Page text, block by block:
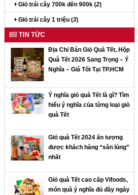
Giỏ trái cây 700k đến 900k (2)
Giỏ trái cây 1 triệu (3)
TIN TỨC
Địa Chỉ Bán Giỏ Quà Tết, Hộp
Quà Tết 2026 Sang Trọng – Ý
Nghĩa – Giá Tốt Tại TP.HCM
Ý nghĩa giỏ quà Tết là gì? Tìm
hiểu ý nghĩa của từng loại giỏ
quà Tết
Giỏ quà Tết 2024 ấn tượng
được khách hàng “săn lùng”
nhất
Giỏ quà Tết cao cấp Vifoods,
món quà ý nghĩa đủ đầy ngày